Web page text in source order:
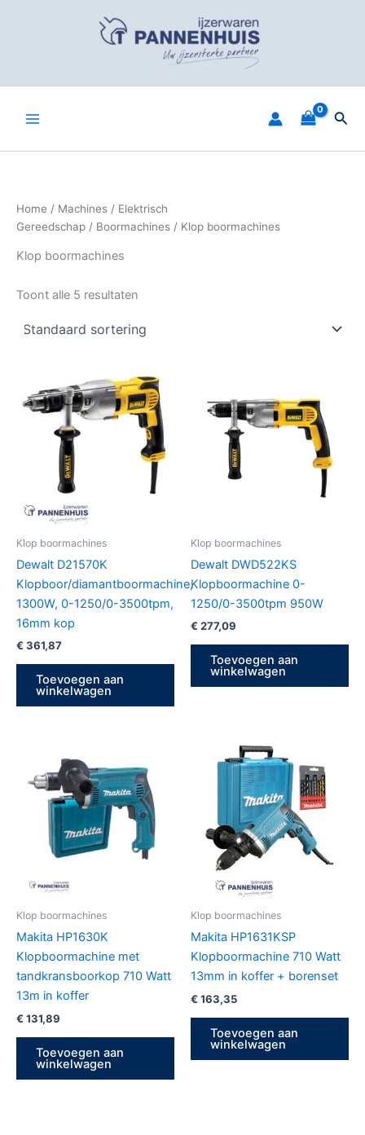
Home / Machines / Elektrisch
Gereedschap / Boormachines / Klop boormachines
Klop boormachines
Toont alle 5 resultaten
Klop boormachines
Dewalt D21570K
Klopboor/diamantboormachine,
1300W, 0-1250/0-3500tpm,
16mm kop
€ 361,87
Toevoegen aan
winkelwagen
Klop boormachines
Dewalt DWD522KS
Klopboormachine 0-
1250/0-3500tpm 950W
€ 277,09
Toevoegen aan
winkelwagen
Klop boormachines
Makita HP1630K
Klopboormachine met
tandkransboorkop 710 Watt
13m in koffer
€ 131,89
Toevoegen aan
winkelwagen
Klop boormachines
Makita HP1631KSP
Klopboormachine 710 Watt
13mm in koffer + borenset
€ 163,35
Toevoegen aan
winkelwagen